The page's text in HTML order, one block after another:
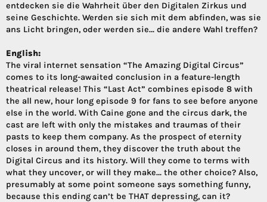
entdecken sie die Wahrheit über den Digitalen Zirkus und
seine Geschichte. Werden sie sich mit dem abfinden, was sie
ans Licht bringen, oder werden sie… die andere Wahl treffen?
English:
The viral internet sensation “The Amazing Digital Circus”
comes to its long-awaited conclusion in a feature-length
theatrical release! This “Last Act” combines episode 8 with
the all new, hour long episode 9 for fans to see before anyone
else in the world. With Caine gone and the circus dark, the
cast are left with only the mistakes and traumas of their
pasts to keep them company. As the prospect of eternity
closes in around them, they discover the truth about the
Digital Circus and its history. Will they come to terms with
what they uncover, or will they make… the other choice? Also,
presumably at some point someone says something funny,
because this ending can’t be THAT depressing, can it?